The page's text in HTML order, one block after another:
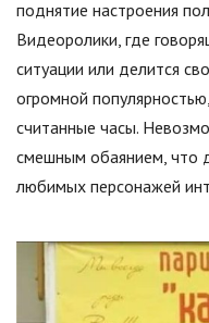
поднятие настроения
Видеоролики, где
ситуации или делится
огромной
считанные часы.
смешным обаянием, что
любимых персонажей